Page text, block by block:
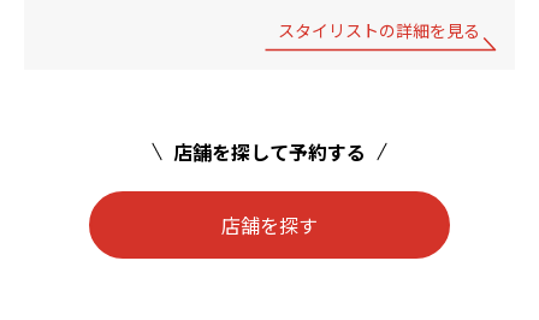
スタイリストの詳細を見る
店舗を探して予約する
店舗を探す